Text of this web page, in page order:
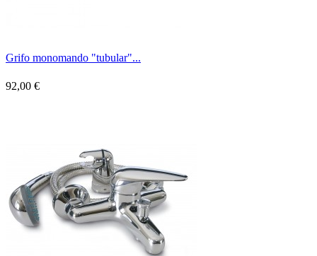
Grifo monomando "tubular"...
92,00 €